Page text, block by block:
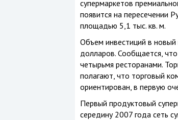
супермаркетов
появится на пересечении
площадью 5,1 тыс. кв. м.
Объем инвестиций в новый
долларов. Сообщается,
четырьмя ресторанами.
полагают, что торговый
ориентирован, в первую
Первый продуктовый
середину 2007 года сеть